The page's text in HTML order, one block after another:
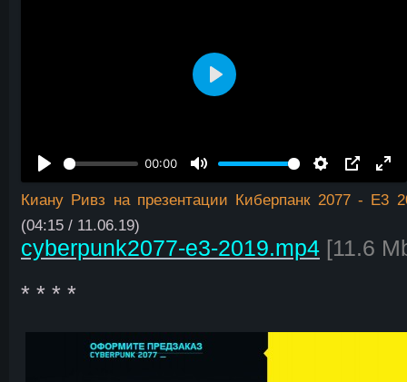
00:00
В
п
и
з
Киану Ривз на презентации Киберпанк 2077 - E3
(04:15 / 11.06.19)
cyberpunk2077-e3-2019.mp4 [11.6
* * * *